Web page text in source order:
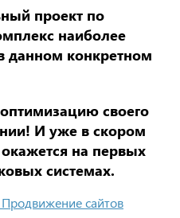
проект по
наиболее
данном конкретном
своего
И уже в скором
на первых
системах.
Продвижение сайтов